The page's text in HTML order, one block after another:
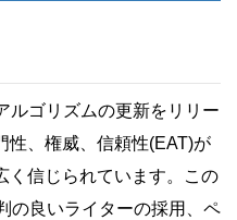
ルゴリズムの更新をリリー
性、権威、信頼性(EAT)が
く信じられています。この
の良いライターの採用、ペ